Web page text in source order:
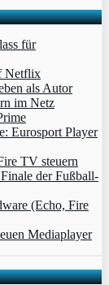
für
Netflix
als Autor
im Netz
Eurosport Player
TV steuern
der Fußball-
(Echo, Fire
Mediaplayer